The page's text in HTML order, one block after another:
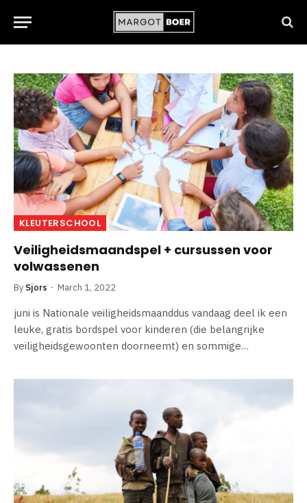
KLEUTERSCHOOL
Veiligheidsmaandspel + cursussen voor
volwassenen
By Sjors March 1, 2022
juni is Nationale veiligheidsmaanddus vandaag deel ik een
leuke, gratis bordspel voor kinderen (die belangrijke
veiligheidsgewoonten doorneemt) en sommige…